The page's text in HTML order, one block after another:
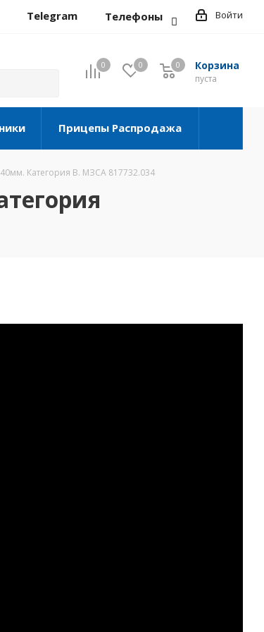
Войти
Telegram Телефоны
0 0 Корзина
0
пуста
0
Прицепы Распродажа
Категория В. МЗСА 817732.034